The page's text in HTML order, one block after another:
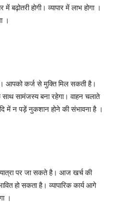
बढ़ोतरी होगी। व्यापार में लाभ होगा ।
।
आपको कर्ज से मुक्ति मिल सकती है।
साथ सामंजस्य बना रहेगा। वाहन चलाते
में न पड़ें नुकशान होने की संभावना है ।
पर जा सकते है। आज खर्च की
हो सकता है। व्यापारिक कार्य आगे
।